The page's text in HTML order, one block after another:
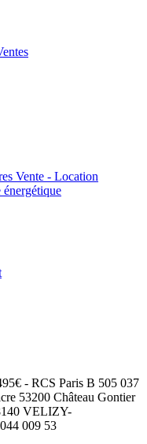
Vente - Location
- RCS Paris B 505 037
53200 Château Gontier
VELIZY-
009 53